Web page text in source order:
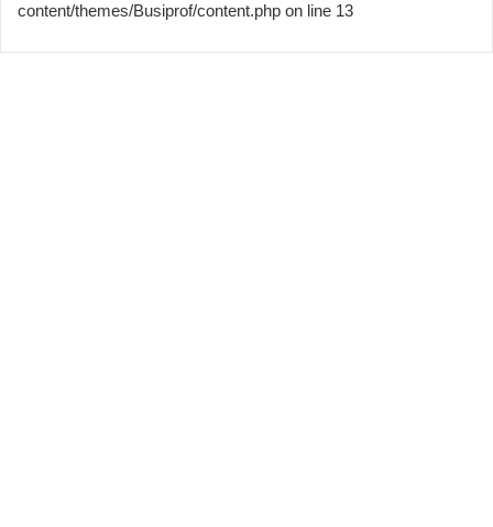
content/themes/Busiprof/content.php on line 13